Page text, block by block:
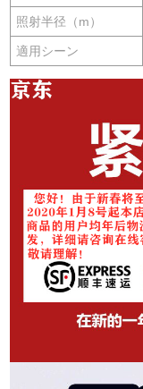
照射半径（m）
適用シーン